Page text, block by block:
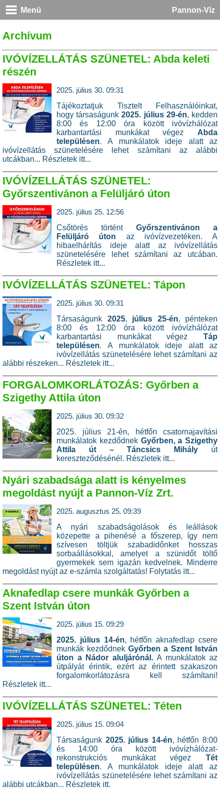
Menü Pannon-Víz
Archívum
IVÓVÍZELLÁTÁS SZÜNETEL: Abda keleti
részén
2025. július 30. 09:31
Tájékoztatjuk Tisztelt Felhasználóinkat,
hogy társaságunk2025. július 29-én, kedden
8:00 és 12:00 óra között ivóvízhálózat
karbantartási munkákat végez Abda
településen. A munkálatok ideje alatt az
ivóvízellátás szünetelésére lehet számítani az alábbi
utcákban... Részletek itt...
IVÓVÍZELLÁTÁS SZÜNETEL:
Győrszentivánon a Felüljáró úton
2025. július 25. 12:56
Csőtörés történt Győrszentivánon a
Felüljáró úton az ivóvízvezetéken. A
hibaelhárítás ideje alatt az ivóvízellátás
szünetelésére lehet számítani az utcában.
Részletek itt...
IVÓVÍZELLÁTÁS SZÜNETEL: Tápon
2025. július 30. 09:31
Társaságunk 2025. július 25-én, pénteken
8:00 és 12:00 óra között ivóvízhálózat
karbantartási munkákat végez Táp
településen. A munkálatok ideje alatt az
ivóvízellátás szünetelésére lehet számítani az
alábbi részeken... Részletek itt...
FORGALOMKORLÁTOZÁS: Győrben a
Szigethy Attila úton
2025. július 30. 09:32
2025. július 21-én, hétfőn csatornajavítási
munkálatok kezdődnek Győrben, a Szigethy
Attila út – Táncsics Mihály út
kereszteződésénél. Részletek itt...
Nyári szabadsága alatt is kényelmes
megoldást nyújt a Pannon-Víz Zrt.
2025. augusztus 25. 09:39
A nyári szabadságolások és leállások
közepette a pihenésé a főszerep, így nem
szívesen töltjük szabadidőnket hosszas
sorbaállásokkal, amelyet a szünidőt töltő
gyermekek sem igazán kedvelnek. Minderre
megoldást nyújt az e-számla szolgáltatás! Folytatás itt...
Aknafedlap csere munkák Győrben a
Szent István úton
2025. július 15. 09:29
2025. július 14-én, hétfőn aknafedlap csere
munkák kezdődnek Győrben a Szent István
úton a Nádor aluljárónál.A munkálatok az
útpályát érintik, ezért az érintett szakaszon
forgalomkorlátozásra kell számítani!
Részletek itt...
IVÓVÍZELLÁTÁS SZÜNETEL: Téten
2025. július 15. 09:04
Társaságunk 2025. július 14-én, hétfőn 8:00
és 14:00 óra között ivóvízhálózat-
rekonstrukciós munkákat végez Tét
településen. A munkálatok ideje alatt az
ivóvízellátás szünetelésére lehet számítani az
alábbi utcákban... Részletek itt.